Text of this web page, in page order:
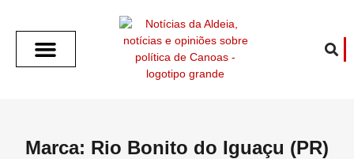
Marca: Rio Bonito do Iguaçu (PR)